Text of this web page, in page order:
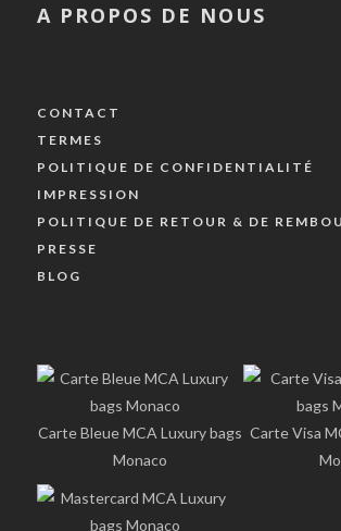
A PROPOS DE NOUS
CONTACT
TERMES
POLITIQUE DE CONFIDENTIALITÉ
IMPRESSION
POLITIQUE DE RETOUR & DE
PRESSE
BLOG
Carte Bleue MCA Luxury bags
Monaco
Carte Visa